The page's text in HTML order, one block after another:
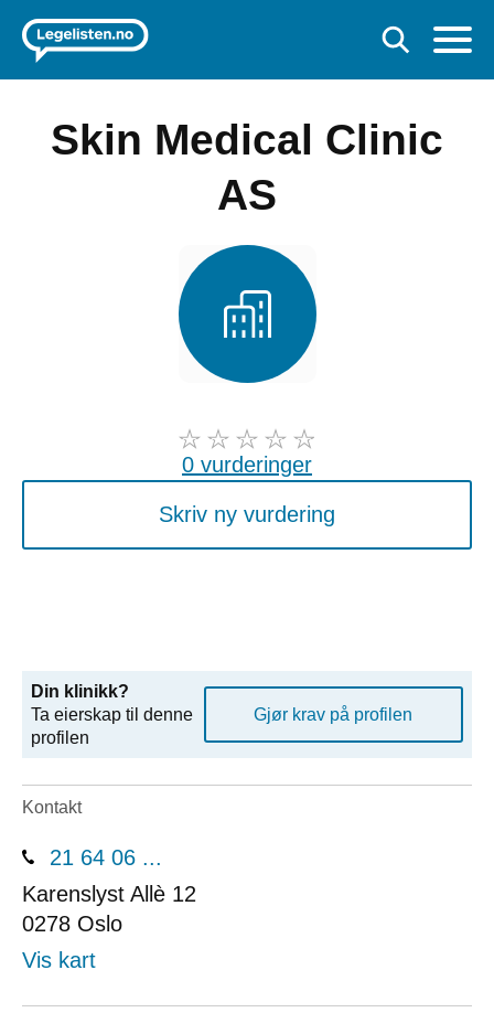
Skin Medical Clinic
AS
0 vurderinger
Skriv ny vurdering
Din klinikk?
Ta eierskap til denne
profilen
Gjør krav på profilen
Kontakt
21 64 06 ...
Karenslyst Allè 12
0278 Oslo
Vis kart